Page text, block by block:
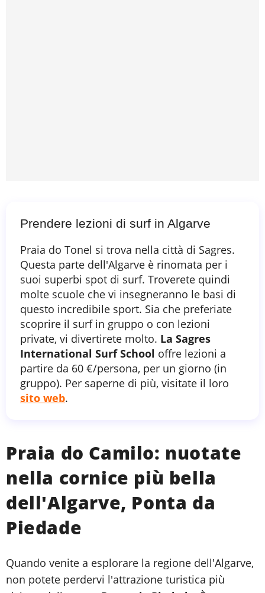
Prendere lezioni di surf in Algarve
Praia do Tonel si trova nella città di Sagres.
Questa parte dell'Algarve è rinomata per i
suoi superbi spot di surf. Troverete quindi
molte scuole che vi insegneranno le basi di
questo incredibile sport. Sia che preferiate
scoprire il surf in gruppo o con lezioni
private, vi divertirete molto. La Sagres
International Surf School offre lezioni a
partire da 60 €/persona, per un giorno (in
gruppo). Per saperne di più, visitate il loro
sito web.
Praia do Camilo: nuotate
nella cornice più bella
dell'Algarve, Ponta da
Piedade
Quando venite a esplorare la regione dell'Algarve,
non potete perdervi l'attrazione turistica più